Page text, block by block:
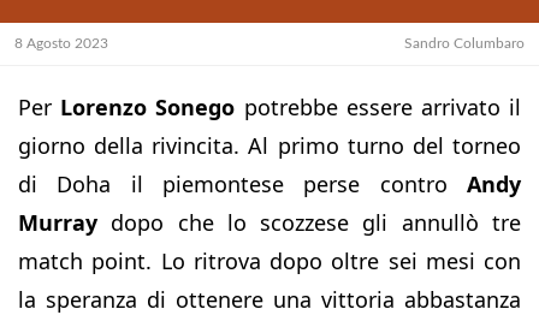
8 Agosto 2023 Sandro Columbaro
Per Lorenzo Sonego potrebbe essere arrivato il
giorno della rivincita. Al primo turno del torneo
di Doha il piemontese perse contro Andy
Murray dopo che lo scozzese gli annullò tre
match point. Lo ritrova dopo oltre sei mesi con
la speranza di ottenere una vittoria abbastanza